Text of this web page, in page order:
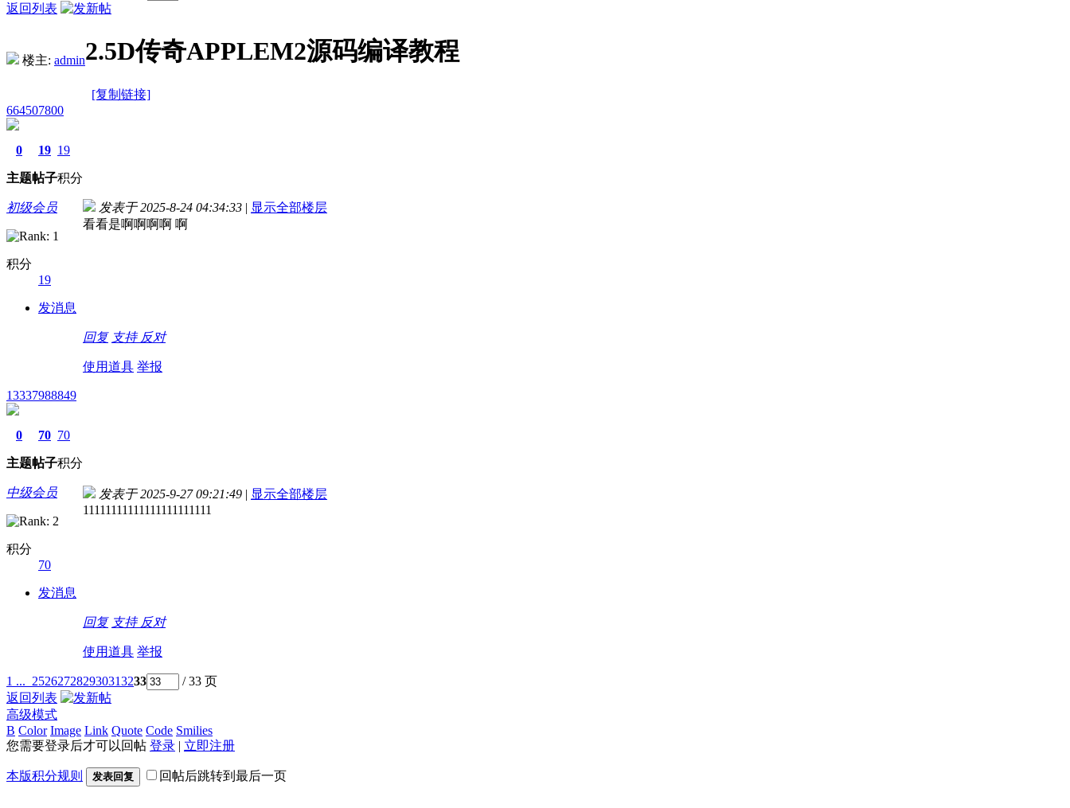
返回列表
楼主: admin2.5D传奇APPLEM2源码编译教程
[复制链接]
664507800
0
主题
19
帖子
19
积分
初级会员
积分
19
发消息
发表于 2025-8-24 04:34:33 | 显示全部楼层
看看是啊啊啊啊 啊
回复 支持 反对
使用道具 举报
13337988849
0
主题
70
帖子
70
积分
中级会员
积分
70
发消息
发表于 2025-9-27 09:21:49 | 显示全部楼层
11111111111111111111111
回复 支持 反对
使用道具 举报
1 ... 252627282930313233
/ 33 页
返回列表
高级模式
B Color Image Link Quote Code Smilies
您需要登录后才可以回帖 登录 | 立即注册
本版积分规则 发表回复 回帖后跳转到最后一页